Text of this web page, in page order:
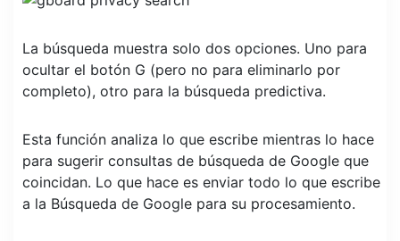
La búsqueda muestra solo dos opciones. Uno para
ocultar el botón G (pero no para eliminarlo por
completo), otro para la búsqueda predictiva.
Esta función analiza lo que escribe mientras lo hace
para sugerir consultas de búsqueda de Google que
coincidan. Lo que hace es enviar todo lo que escribe
a la Búsqueda de Google para su procesamiento.